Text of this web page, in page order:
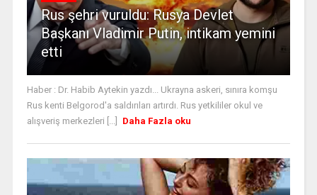
Rus şehri vuruldu: Rusya Devlet
Başkanı Vladimir Putin, intikam yemini
etti
Haber : Dr. Habib Aytekin yazdı... Ukrayna askeri, sınıra komşu
Rus kenti Belgorod'a saldırıları artırdı. Rus yetkililer okul ve
alışveriş merkezleri [...]
Daha Fazla oku